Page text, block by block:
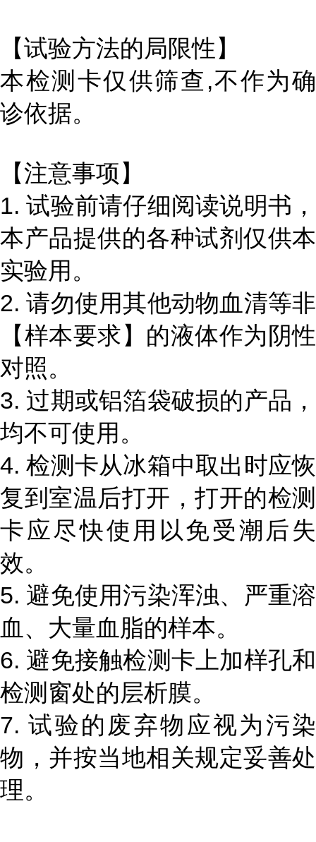
【试验方法的局限性】
本检测卡仅供筛查,不作为确
诊依据。
【注意事项】
1. 试验前请仔细阅读说明书，
本产品提供的各种试剂仅供本
实验用。
2. 请勿使用其他动物血清等非
【样本要求】的液体作为阴性
对照。
3. 过期或铝箔袋破损的产品，
均不可使用。
4. 检测卡从冰箱中取出时应恢
复到室温后打开，打开的检测
卡应尽快使用以免受潮后失
效。
5. 避免使用污染浑浊、严重溶
血、大量血脂的样本。
6. 避免接触检测卡上加样孔和
检测窗处的层析膜。
7. 试验的废弃物应视为污染
物，并按当地相关规定妥善处
理。